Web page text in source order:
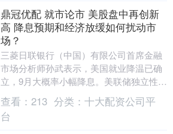
鼎冠优配 就市论市 美股盘中再创新
高 降息预期和经济放缓如何扰动市
场？
三菱日联银行（中国）有限公司首席金融
市场分析师孙武表示，美国就业降温已确
立，9月大概率小幅降息。美联储独立性受
疑，市场加价风险溢价。降息预期升温，
美股年内有望震....
查看： 213 分类： 十大配资公司平
台